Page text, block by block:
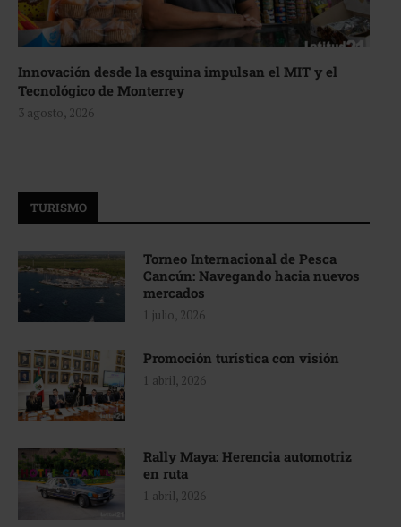
Innovación desde la esquina impulsan el MIT y el
Tecnológico de Monterrey
3 agosto, 2026
TURISMO
Torneo Internacional de Pesca
Cancún: Navegando hacia nuevos
mercados
1 julio, 2026
Promoción turística con visión
1 abril, 2026
Rally Maya: Herencia automotriz
en ruta
1 abril, 2026